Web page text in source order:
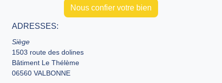
Nous confier votre bien
ADRESSES:
Siège
1503 route des dolines
Bâtiment Le Thélème
06560 VALBONNE